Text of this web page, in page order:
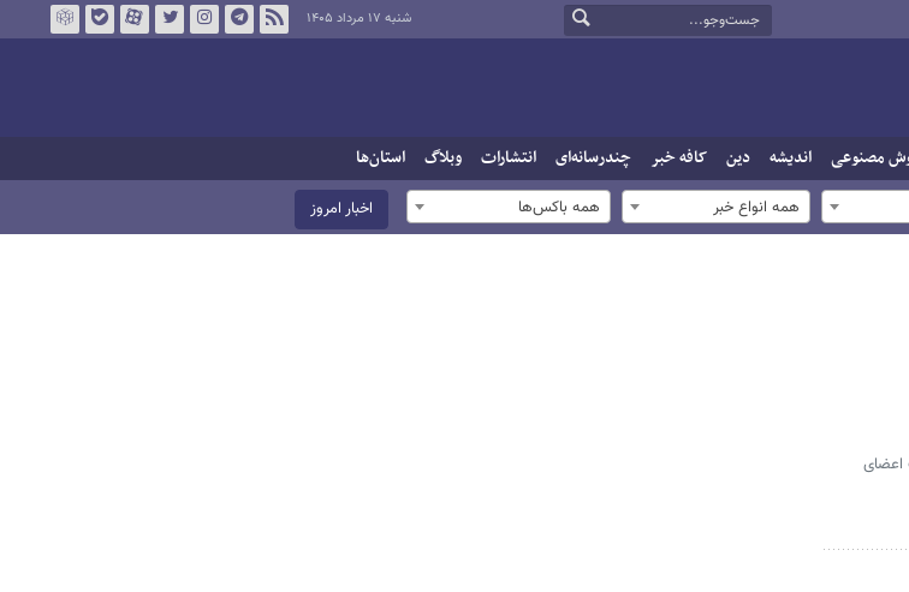
شنبه ۱۷ مرداد ۱۴۰۵
مصنوعی اندیشه دین کافه خبر چندرسانه‌ای انتشارات وبلاگ استان‌ها
همه انواع خبر همه باکس‌ها اخبار امروز
اعضای